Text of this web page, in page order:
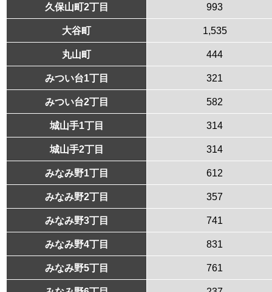
久保山町2丁目 993
大谷町 1,535
丸山町 444
みつい台1丁目 321
みつい台2丁目 582
城山手1丁目 314
城山手2丁目 314
みなみ野1丁目 612
みなみ野2丁目 357
みなみ野3丁目 741
みなみ野4丁目 831
みなみ野5丁目 761